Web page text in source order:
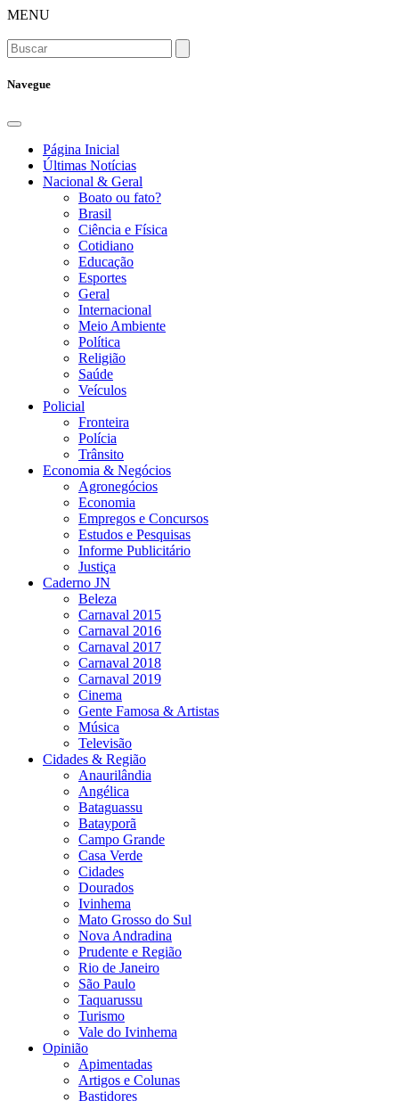
MENU
Navegue
Página Inicial
Últimas Notícias
Nacional & Geral
Boato ou fato?
Brasil
Ciência e Física
Cotidiano
Educação
Esportes
Geral
Internacional
Meio Ambiente
Política
Religião
Saúde
Veículos
Policial
Fronteira
Polícia
Trânsito
Economia & Negócios
Agronegócios
Economia
Empregos e Concursos
Estudos e Pesquisas
Informe Publicitário
Justiça
Caderno JN
Beleza
Carnaval 2015
Carnaval 2016
Carnaval 2017
Carnaval 2018
Carnaval 2019
Cinema
Gente Famosa & Artistas
Música
Televisão
Cidades & Região
Anaurilândia
Angélica
Bataguassu
Batayporã
Campo Grande
Casa Verde
Cidades
Dourados
Ivinhema
Mato Grosso do Sul
Nova Andradina
Prudente e Região
Rio de Janeiro
São Paulo
Taquarussu
Turismo
Vale do Ivinhema
Opinião
Apimentadas
Artigos e Colunas
Bastidores